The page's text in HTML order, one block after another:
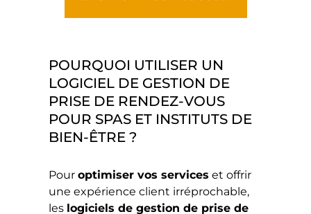
POURQUOI UTILISER UN
LOGICIEL DE GESTION DE
PRISE DE RENDEZ-VOUS
POUR SPAS ET INSTITUTS DE
BIEN-ÊTRE ?
Pour optimiser vos services et offrir
une expérience client irréprochable,
les logiciels de gestion de prise de